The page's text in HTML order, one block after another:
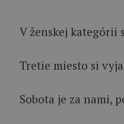
V ženskej kategórii
Tretie miesto si
Sobota je za nami,